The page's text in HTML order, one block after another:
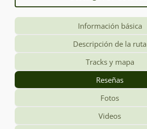
Información básica
Descripción de la ruta
Tracks y mapa
Reseñas
Fotos
Videos